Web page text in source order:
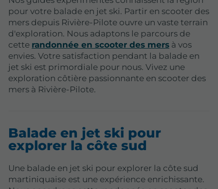
pour votre balade en jet ski. Partir en scooter des
mers depuis Rivière-Pilote ouvre un vaste terrain
d'exploration. Nous adaptons le parcours de
cette randonnée en scooter des mers à vos
envies. Votre satisfaction pendant la balade en
jet ski est primordiale pour nous. Vivez une
exploration côtière passionnante en scooter des
mers à Rivière-Pilote.
Balade en jet ski pour
explorer la côte sud
Une balade en jet ski pour explorer la côte sud
martiniquaise est une expérience enrichissante.